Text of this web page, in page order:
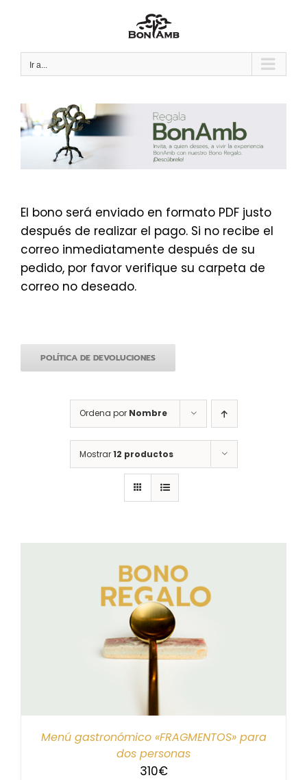
Ir a...
El bono será enviado en formato PDF justo
después de realizar el pago. Si no recibe el
correo inmediatamente después de su
pedido, por favor verifique su carpeta de
correo no deseado.
POLÍTICA DE DEVOLUCIONES
Ordena por Nombre
Mostrar12 productos
Menú gastronómico «FRAGMENTOS» para
dos personas
310€